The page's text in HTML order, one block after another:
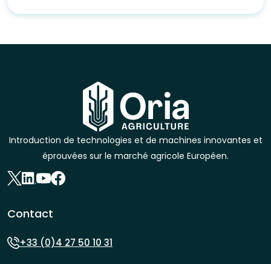
Introduction de technologies et de machines innovantes et
éprouvées sur le marché agricole Européen.
Contact
+33 (0)4 27 50 10 31